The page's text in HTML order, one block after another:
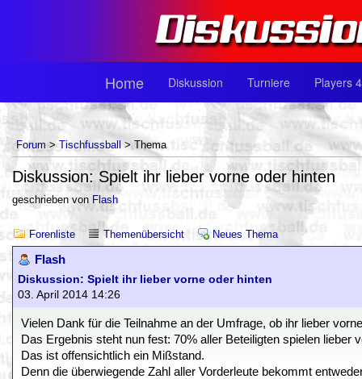
Home Diskussion Turniere Players
Forum > Tischfussball > Thema
Diskussion: Spielt ihr lieber vorne oder hinten
geschrieben von Flash
Forenliste Themenübersicht Neues Thema
Flash
Diskussion: Spielt ihr lieber vorne oder hinten
03. April 2014 14:26
Vielen Dank für die Teilnahme an der Umfrage, ob ihr lieber
Das Ergebnis steht nun fest: 70% aller Beteiligten spielen lieber
Das ist offensichtlich ein Mißstand.
Denn die überwiegende Zahl aller Vorderleute bekommt